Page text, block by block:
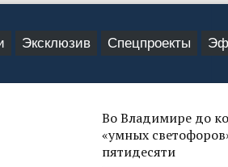
Эксклюзив Спецпроекты
Во Владимире до
«умных
пятидесяти